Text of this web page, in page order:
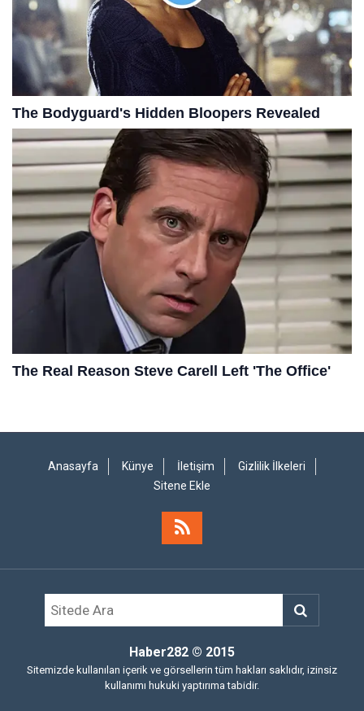
Anasayfa Künye İletişim
Gizlilik İlkeleri
Sitene Ekle
Haber282 © 2015
Sitemizde kullanılan içerik ve görsellerin tüm hakları saklıdır, izinsiz
kullanımı hukuki yaptırıma tabidir.